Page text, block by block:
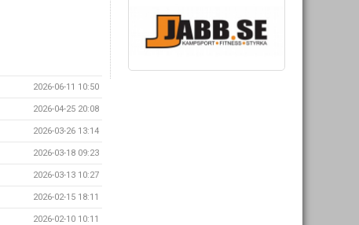
2026-06-11 10:50
2026-04-25 20:08
2026-03-26 13:14
2026-03-18 09:23
2026-03-13 10:27
2026-02-15 18:11
2026-02-10 10:11